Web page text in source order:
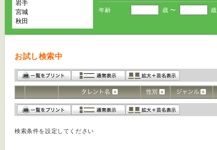
年齢 歳 〜 歳
お試し検索中
検索条件を設定してください